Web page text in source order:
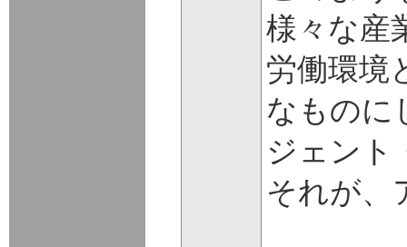
様々な産
労働環境
なものに
ジェン
それが、